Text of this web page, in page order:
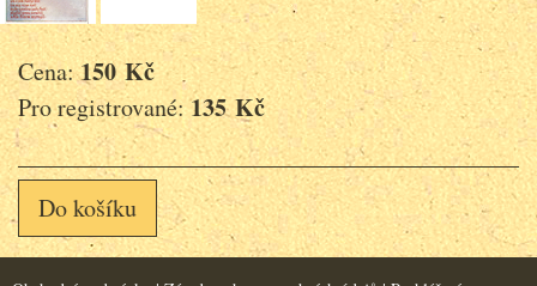
Cena:150 Kč
Pro registrované:135 Kč
Do košíku